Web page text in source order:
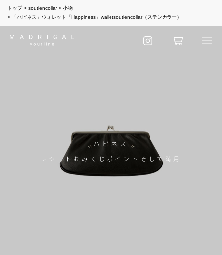
トップ soutiencollar
小物
「ハピネス」ウォレット「Happiness」walletsoutiencollar（ステンカラー）
ハピネス
レシートおみくじポイントそして満月